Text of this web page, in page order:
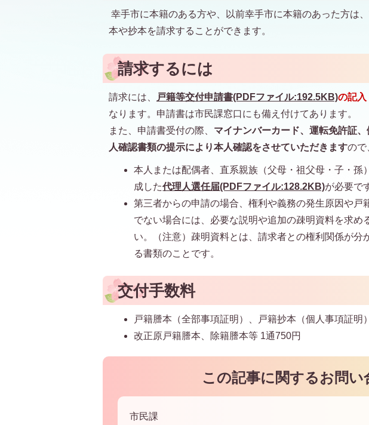
幸手市に本籍のある方や、以前幸手市に本籍のあった方は
本や抄本を請求することができます。
請求するには
請求には、 戸籍等交付申請書(PDFファイル:192.5KB)の記入
なります。申請書は市民課窓口にも備え付けてあります。
また、申請書受付の際、 マイナンバーカード、運転免許証
人確認書類の提示により本人確認をさせていただきますので
本人または配偶者、直系親族（父母・祖父母・子・孫
成した代理人選任届(PDFファイル:128.2KB)が必要で
第三者からの申請の場合、権利や義務の発生原因や戸
でない場合には、必要な説明や追加の疎明資料を求め
い。（注意）疎明資料とは、請求者との権利関係が分
る書類のことです。
交付手数料
戸籍謄本（全部事項証明）、戸籍抄本（個人事項証明
改正原戸籍謄本、除籍謄本等 1通750円
この記事に関するお問い
市民課